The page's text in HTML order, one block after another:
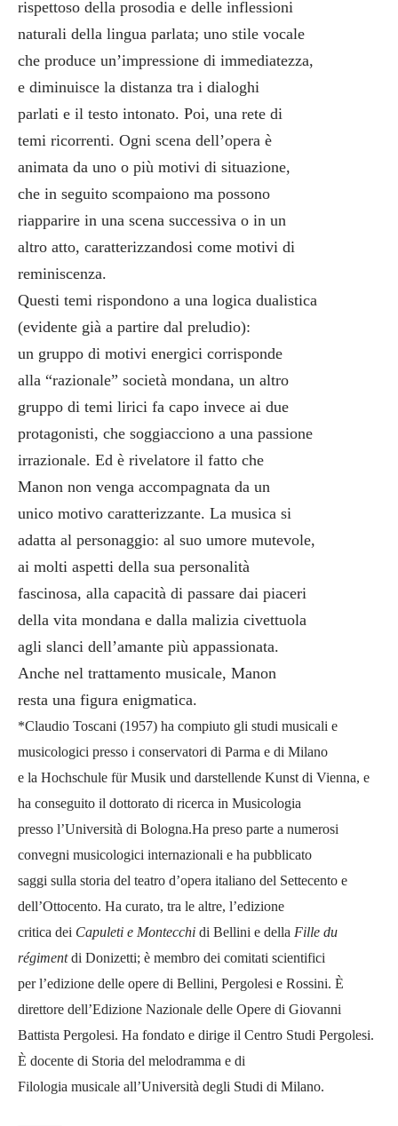
rispettoso della prosodia e delle inflessioni
naturali della lingua parlata; uno stile vocale
che produce un’impressione di immediatezza,
e diminuisce la distanza tra i dialoghi
parlati e il testo intonato. Poi, una rete di
temi ricorrenti. Ogni scena dell’opera è
animata da uno o più motivi di situazione,
che in seguito scompaiono ma possono
riapparire in una scena successiva o in un
altro atto, caratterizzandosi come motivi di
reminiscenza.
Questi temi rispondono a una logica dualistica
(evidente già a partire dal preludio):
un gruppo di motivi energici corrisponde
alla “razionale” società mondana, un altro
gruppo di temi lirici fa capo invece ai due
protagonisti, che soggiacciono a una passione
irrazionale. Ed è rivelatore il fatto che
Manon non venga accompagnata da un
unico motivo caratterizzante. La musica si
adatta al personaggio: al suo umore mutevole,
ai molti aspetti della sua personalità
fascinosa, alla capacità di passare dai piaceri
della vita mondana e dalla malizia civettuola
agli slanci dell’amante più appassionata.
Anche nel trattamento musicale, Manon
resta una figura enigmatica.
*Claudio Toscani (1957) ha compiuto gli studi musicali e
musicologici presso i conservatori di Parma e di Milano
e la Hochschule für Musik und darstellende Kunst di Vienna, e
ha conseguito il dottorato di ricerca in Musicologia
presso l’Università di Bologna.Ha preso parte a numerosi
convegni musicologici internazionali e ha pubblicato
saggi sulla storia del teatro d’opera italiano del Settecento e
dell’Ottocento. Ha curato, tra le altre, l’edizione
critica dei Capuleti e Montecchi di Bellini e della Fille du
régimentdi Donizetti; è membro dei comitati scientifici
per l’edizione delle opere di Bellini, Pergolesi e Rossini. È
direttore dell’Edizione Nazionale delle Opere di Giovanni
Battista Pergolesi. Ha fondato e dirige il Centro Studi Pergolesi.
È docente di Storia del melodramma e di
Filologia musicale all’Università degli Studi di Milano.